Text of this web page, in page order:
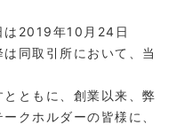
は2019年10月24日
は同取引所において、当
ともに、創業以来、弊
クホルダーの皆様に、